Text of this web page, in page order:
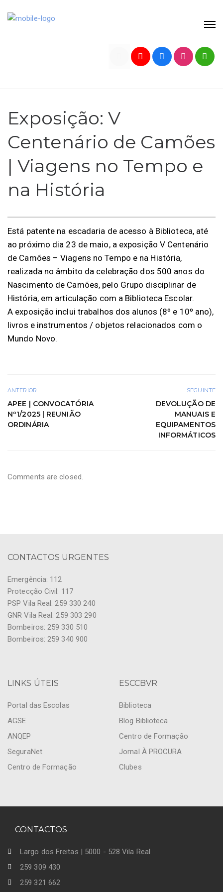
Exposição: V
Centenário de Camões
| Viagens no Tempo e
na História
Está patente na escadaria de acesso à Biblioteca, até
ao próximo dia 23 de maio, a exposição V Centenário
de Camões – Viagens no Tempo e na História,
realizada no âmbito da celebração dos 500 anos do
Nascimento de Camões, pelo Grupo disciplinar de
História, em articulação com a Biblioteca Escolar.
A exposição inclui trabalhos dos alunos (8º e 10º ano),
livros e instrumentos / objetos relacionados com o
Mundo Novo.
ANTERIOR
APEE | CONVOCATÓRIA
Nº1/2025 | REUNIÃO
ORDINÁRIA
SEGUINTE
DEVOLUÇÃO DE
MANUAIS E
EQUIPAMENTOS
INFORMÁTICOS
Comments are closed.
CONTACTOS URGENTES
Emergência: 112
Protecção Civil: 117
PSP Vila Real: 259 330 240
GNR Vila Real: 259 303 290
Bombeiros: 259 330 510
Bombeiros: 259 340 900
LINKS ÚTEIS
Portal das Escolas
AGSE
ANQEP
SeguraNet
Centro de Formação
ESCCBVR
Biblioteca
Blog Biblioteca
Centro de Formação
Jornal À PROCURA
Clubes
CONTACTOS
Largo dos Freitas | 5000 - 528 Vila Real
259 309 430
259 321 662